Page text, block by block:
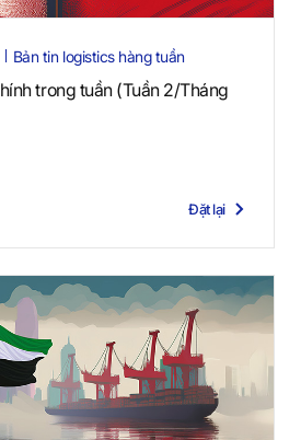
Bản tin logistics hàng tuần
trong tuần (Tuần 2/Tháng
Đặt lại